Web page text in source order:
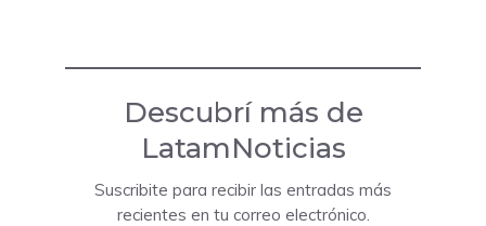
Descubrí más de
LatamNoticias
Suscribite para recibir las entradas más
recientes en tu correo electrónico.